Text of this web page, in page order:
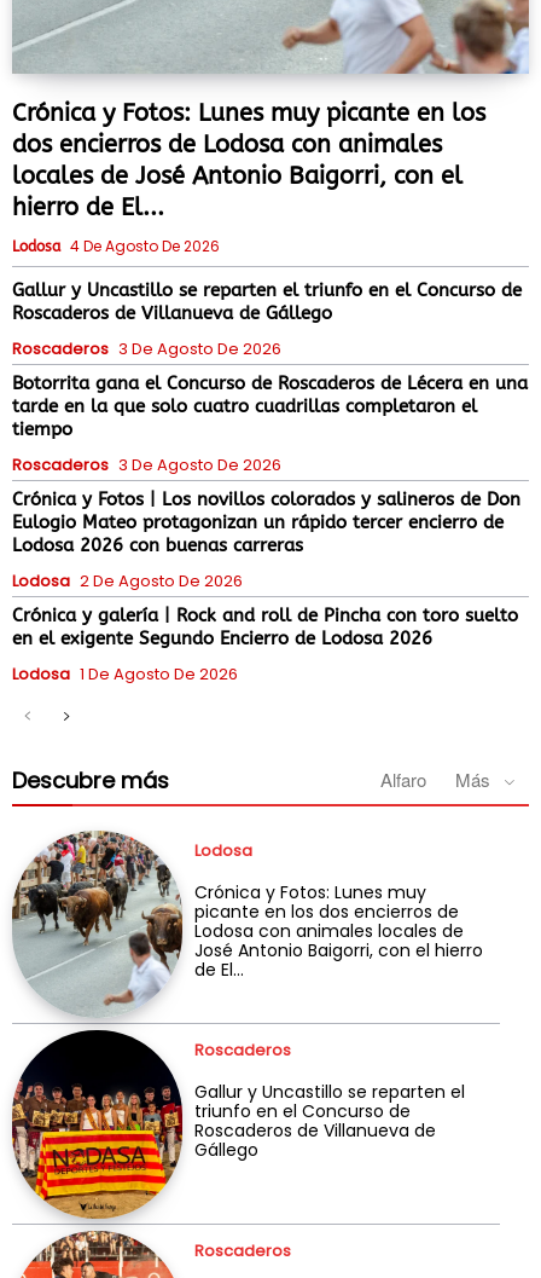
Crónica y Fotos: Lunes muy picante en los
dos encierros de Lodosa con animales
locales de José Antonio Baigorri, con el
hierro de El...
Lodosa 4 De Agosto De 2026
Gallur y Uncastillo se reparten el triunfo en el Concurso de
Roscaderos de Villanueva de Gállego
Roscaderos 3 De Agosto De 2026
Botorrita gana el Concurso de Roscaderos de Lécera en una
tarde en la que solo cuatro cuadrillas completaron el
tiempo
Roscaderos 3 De Agosto De 2026
Crónica y Fotos | Los novillos colorados y salineros de Don
Eulogio Mateo protagonizan un rápido tercer encierro de
Lodosa 2026 con buenas carreras
Lodosa 2 De Agosto De 2026
Crónica y galería | Rock and roll de Pincha con toro suelto
en el exigente Segundo Encierro de Lodosa 2026
Lodosa 1 De Agosto De 2026
Descubre más Alfaro Más
Lodosa
Crónica y Fotos: Lunes muy
picante en los dos encierros de
Lodosa con animales locales de
José Antonio Baigorri, con el hierro
de El...
Roscaderos
Gallur y Uncastillo se reparten el
triunfo en el Concurso de
Roscaderos de Villanueva de
Gállego
Roscaderos